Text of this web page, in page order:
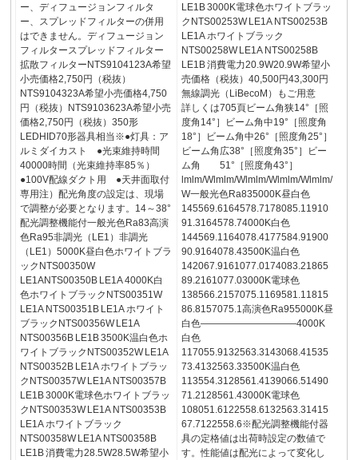
ー、ディフュージョンフィルタ
ー、スプレッドフィルターの併用
はできません。ディフュージョン
フィルタースプレッドフィルター
拡散フィルターNTS9104123A希望
小売価格2,750円（税抜）
NTS9104323A希望小売価格4,750
円（税抜）NTS9103623A希望小売
価格2,750円（税抜）350形
LEDHID70形器具相当※●灯具：ア
ルミダイカスト ●光束維持時間
40000時間（光束維持率85％）
●100V配線ダクト用 ●天井面取付
専用注）配光角度の設定は、現場
で調整が必要となります。14～38°
配光調整機能付一般光色Ra83高演
色Ra95非調光（LE1）非調光
（LE1）5000K昼白色ホワイトブラ
ックNTS00350W
LE1ANTS00350B LE1A 4000K白
色ホワイトブラックNTS00351W
LE1A NTS00351B LE1A ホワイト
ブラックNTS00356W LE1A
NTS00356B LE1B 3500K温白色ホ
ワイトブラックNTS00352W LE1A
NTS00352B LE1A ホワイトブラッ
クNTS00357W LE1A NTS00357B
LE1B 3000K電球色ホワイトブラッ
クNTS00353W LE1A NTS00353B
LE1A ホワイトブラック
NTS00358W LE1A NTS00358B
LE1B 消費電力28.5W28.5W希望小
LE1B 3000K電球色ホワイトブラッ
クNTS00253W LE1A NTS00253B
LE1A ホワイトブラック
NTS00258W LE1A NTS00258B
LE1B 消費電力20.9W20.9W希望小
売価格（税抜）40,500円43,300円
無線調光（LiBecoM）もご用意
詳しくは705頁ビーム角狭14°［照
度角14°］ビーム角中19°［照度角
18°］ビーム角中26°［照度角25°］
ビーム角広38°［照度角35°］ビー
ム角 51°［照度角43°］
lmlm/Wlmlm/Wlmlm/Wlmlm/Wlmlm/
W一般光色Ra835000K昼白色
145569.6164578.7178085.11910
91.3164578.74000K白色
144569.1164078.4177584.91900
90.9164078.43500K温白色
142067.9161077.0174083.21865
89.2161077.03000K電球色
138566.2157075.1169581.11815
86.8157075.1高演色Ra955000K昼
白色――――――――――4000K
白色
117055.9132563.3143068.41535
73.4132563.33500K温白色
113554.3128561.4139066.51490
71.2128561.43000K電球色
108051.6122558.6132563.31415
67.7122558.6※配光調整機能付器
具の定格値は出荷時設定の数値で
す。性能値は配光によって変化し